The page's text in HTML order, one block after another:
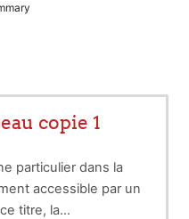
copie 1
particulier dans la
accessible par un
titre, la